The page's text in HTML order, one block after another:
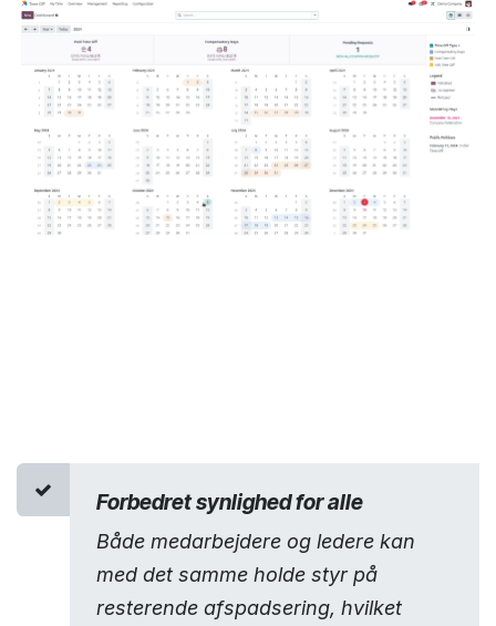
Forbedret synlighed for alle
Både medarbejdere og ledere kan
med det samme holde styr på
resterende afspadsering, hvilket